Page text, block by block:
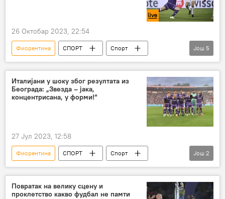
26 Октобар 2023, 22:54
Фиорентина СПОРТ
Спорт
Фудбал
Лига Европе
Лига конференција
Чукарички ФК
Још 5
Италијани у шоку због резултата из
Београда: „Звезда – јака,
концентрисана, у форми!“
27 Јул 2023, 12:58
Фиорентина СПОРТ
Спорт
Фудбал
ФК Црвена звезда
Још 2
Повратак на велику сцену и
проклетство какво фудбал не памти